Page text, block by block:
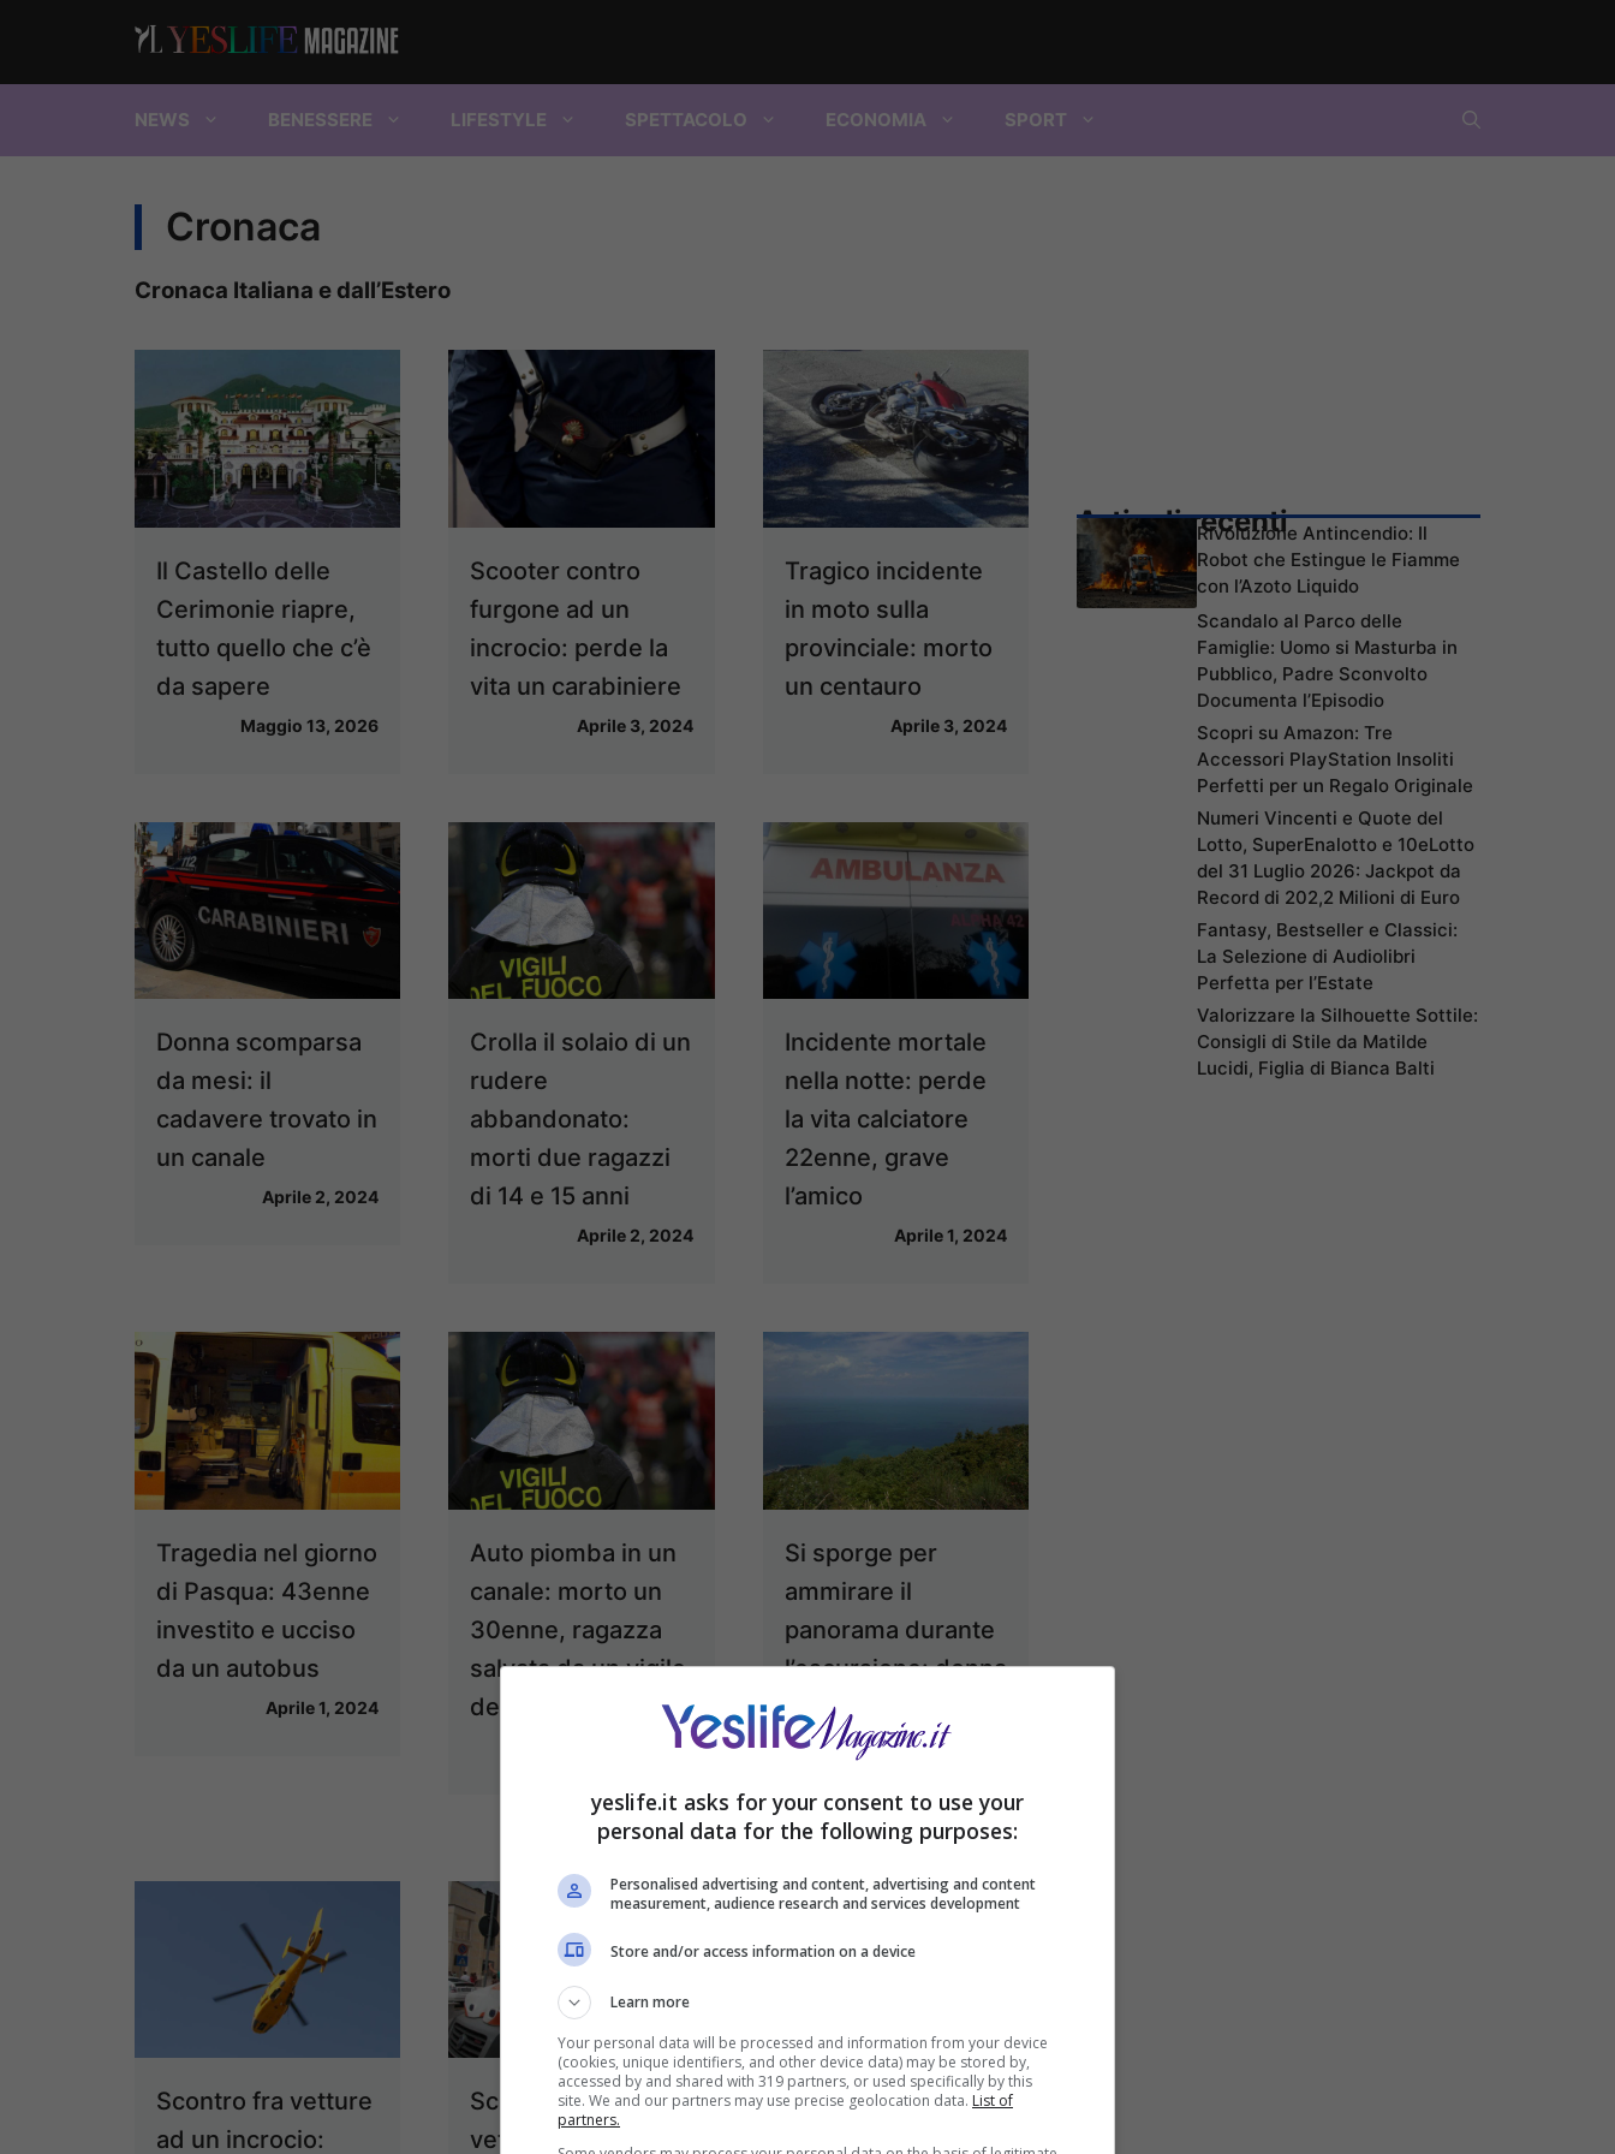
NEWS BENESSERE LIFESTYLE SPETTACOLO ECONOMIA SPORT
Cronaca
Cronaca Italiana e dall’Estero
Il Castello delle
Cerimonie riapre,
tutto quello che c’è
da sapere
Maggio 13, 2026
Scooter contro
furgone ad un
incrocio: perde la
vita un carabiniere
Aprile 3, 2024
Tragico incidente
in moto sulla
provinciale: morto
un centauro
Aprile 3, 2024
Donna scomparsa
da mesi: il
cadavere trovato in
un canale
Aprile 2, 2024
Crolla il solaio di un
rudere
abbandonato:
morti due ragazzi
di 14 e 15 anni
Aprile 2, 2024
Incidente mortale
nella notte: perde
la vita calciatore
22enne, grave
l’amico
Aprile 1, 2024
Tragedia nel giorno
di Pasqua: 43enne
investito e ucciso
da un autobus
Aprile 1, 2024
Auto piomba in un
canale: morto un
30enne, ragazza
salvata da un vigile
del fuoco
Marzo 31, 2024
Si sporge per
ammirare il
panorama durante
l’escursione: donna
cade nel vuoto e
muore
Scontro fra vetture
ad un incrocio:
Scontro fra due
vetture all’incrocio:
I vicini vedono la
luce accesa in casa
Articoli recentiRivoluzione Antincendio: Il
Robot che Estingue le Fiamme
con l’Azoto Liquido
Scandalo al Parco delle
Famiglie: Uomo si Masturba in
Pubblico, Padre Sconvolto
Documenta l’Episodio
Scopri su Amazon: Tre
Accessori PlayStation Insoliti
Perfetti per un Regalo Originale
Numeri Vincenti e Quote del
Lotto, SuperEnalotto e 10eLotto
del 31 Luglio 2026: Jackpot da
Record di 202,2 Milioni di Euro
Fantasy, Bestseller e Classici:
La Selezione di Audiolibri
Perfetta per l’Estate
Valorizzare la Silhouette Sottile:
Consigli di Stile da Matilde
Lucidi, Figlia di Bianca Balti
yeslife.it asks for your consent to use your
personal data for the following purposes:
Personalised advertising and content, advertising and content
measurement, audience research and services development
Store and/or access information on a device
Learn more
Your personal data will be processed and information from your device
(cookies, unique identifiers, and other device data) may be stored by,
accessed by and shared with 319 partners, or used specifically by this
site. We and our partners may use precise geolocation data. List of
partners.